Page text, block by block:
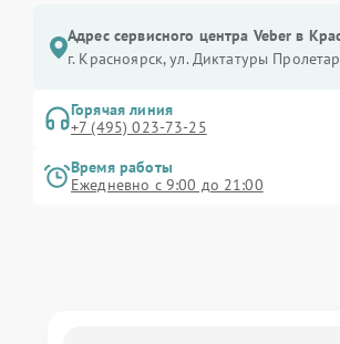
Адрес сервисного центра Veber в
г. Красноярск, ул. Диктатуры
Горячая линия
+7 (495) 023-73-25
Время работы
Ежедневно с 9:00 до 21:00